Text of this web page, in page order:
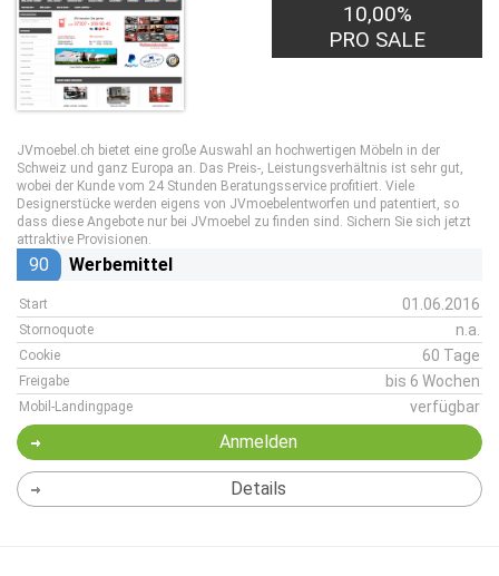
10,00%
PRO SALE
JVmoebel.ch bietet eine große Auswahl an hochwertigen Möbeln in der
Schweiz und ganz Europa an. Das Preis-, Leistungsverhältnis ist sehr gut,
wobei der Kunde vom 24 Stunden Beratungsservice profitiert. Viele
Designerstücke werden eigens von JVmoebelentworfen und patentiert, so
dass diese Angebote nur bei JVmoebel zu finden sind. Sichern Sie sich jetzt
attraktive Provisionen.
90 Werbemittel
Start 01.06.2016
Stornoquote n.a.
Cookie 60 Tage
Freigabe bis 6 Wochen
Mobil-Landingpage verfügbar
Anmelden
Details